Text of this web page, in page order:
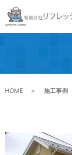
HOME 施工事例